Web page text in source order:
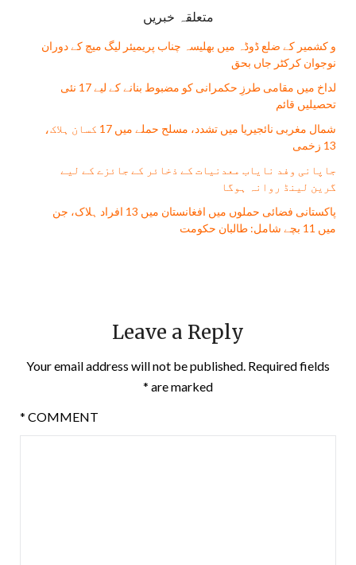
متعلقہ خبریں
و کشمیر کے ضلع ڈوڈہ میں بھلیسہ چناب پریمیئر لیگ میچ کے دوران
نوجوان کرکٹر جاں بحق
لداخ میں مقامی طرزِ حکمرانی کو مضبوط بنانے کے لیے 17 نئی
تحصیلیں قائم
شمال مغربی نائجیریا میں تشدد، مسلح حملے میں 17 کسان ہلاک،
13 زخمی
جاپانی وفد نایاب معدنیات کے ذخائر کے جائزے کے لیے
گرین لینڈ روانہ ہوگا
پاکستانی فضائی حملوں میں افغانستان میں 13 افراد ہلاک، جن
میں 11 بچے شامل: طالبان حکومت
Leave a Reply
Your email address will not be published. Required fields
are marked
*
COMMENT
*